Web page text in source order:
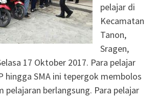
pelajar di
Kecamatan
Tanon,
Sragen,
17 Oktober 2017. Para pelajar
hingga SMA ini tepergok membolos
pelajaran berlangsung. Para pelajar